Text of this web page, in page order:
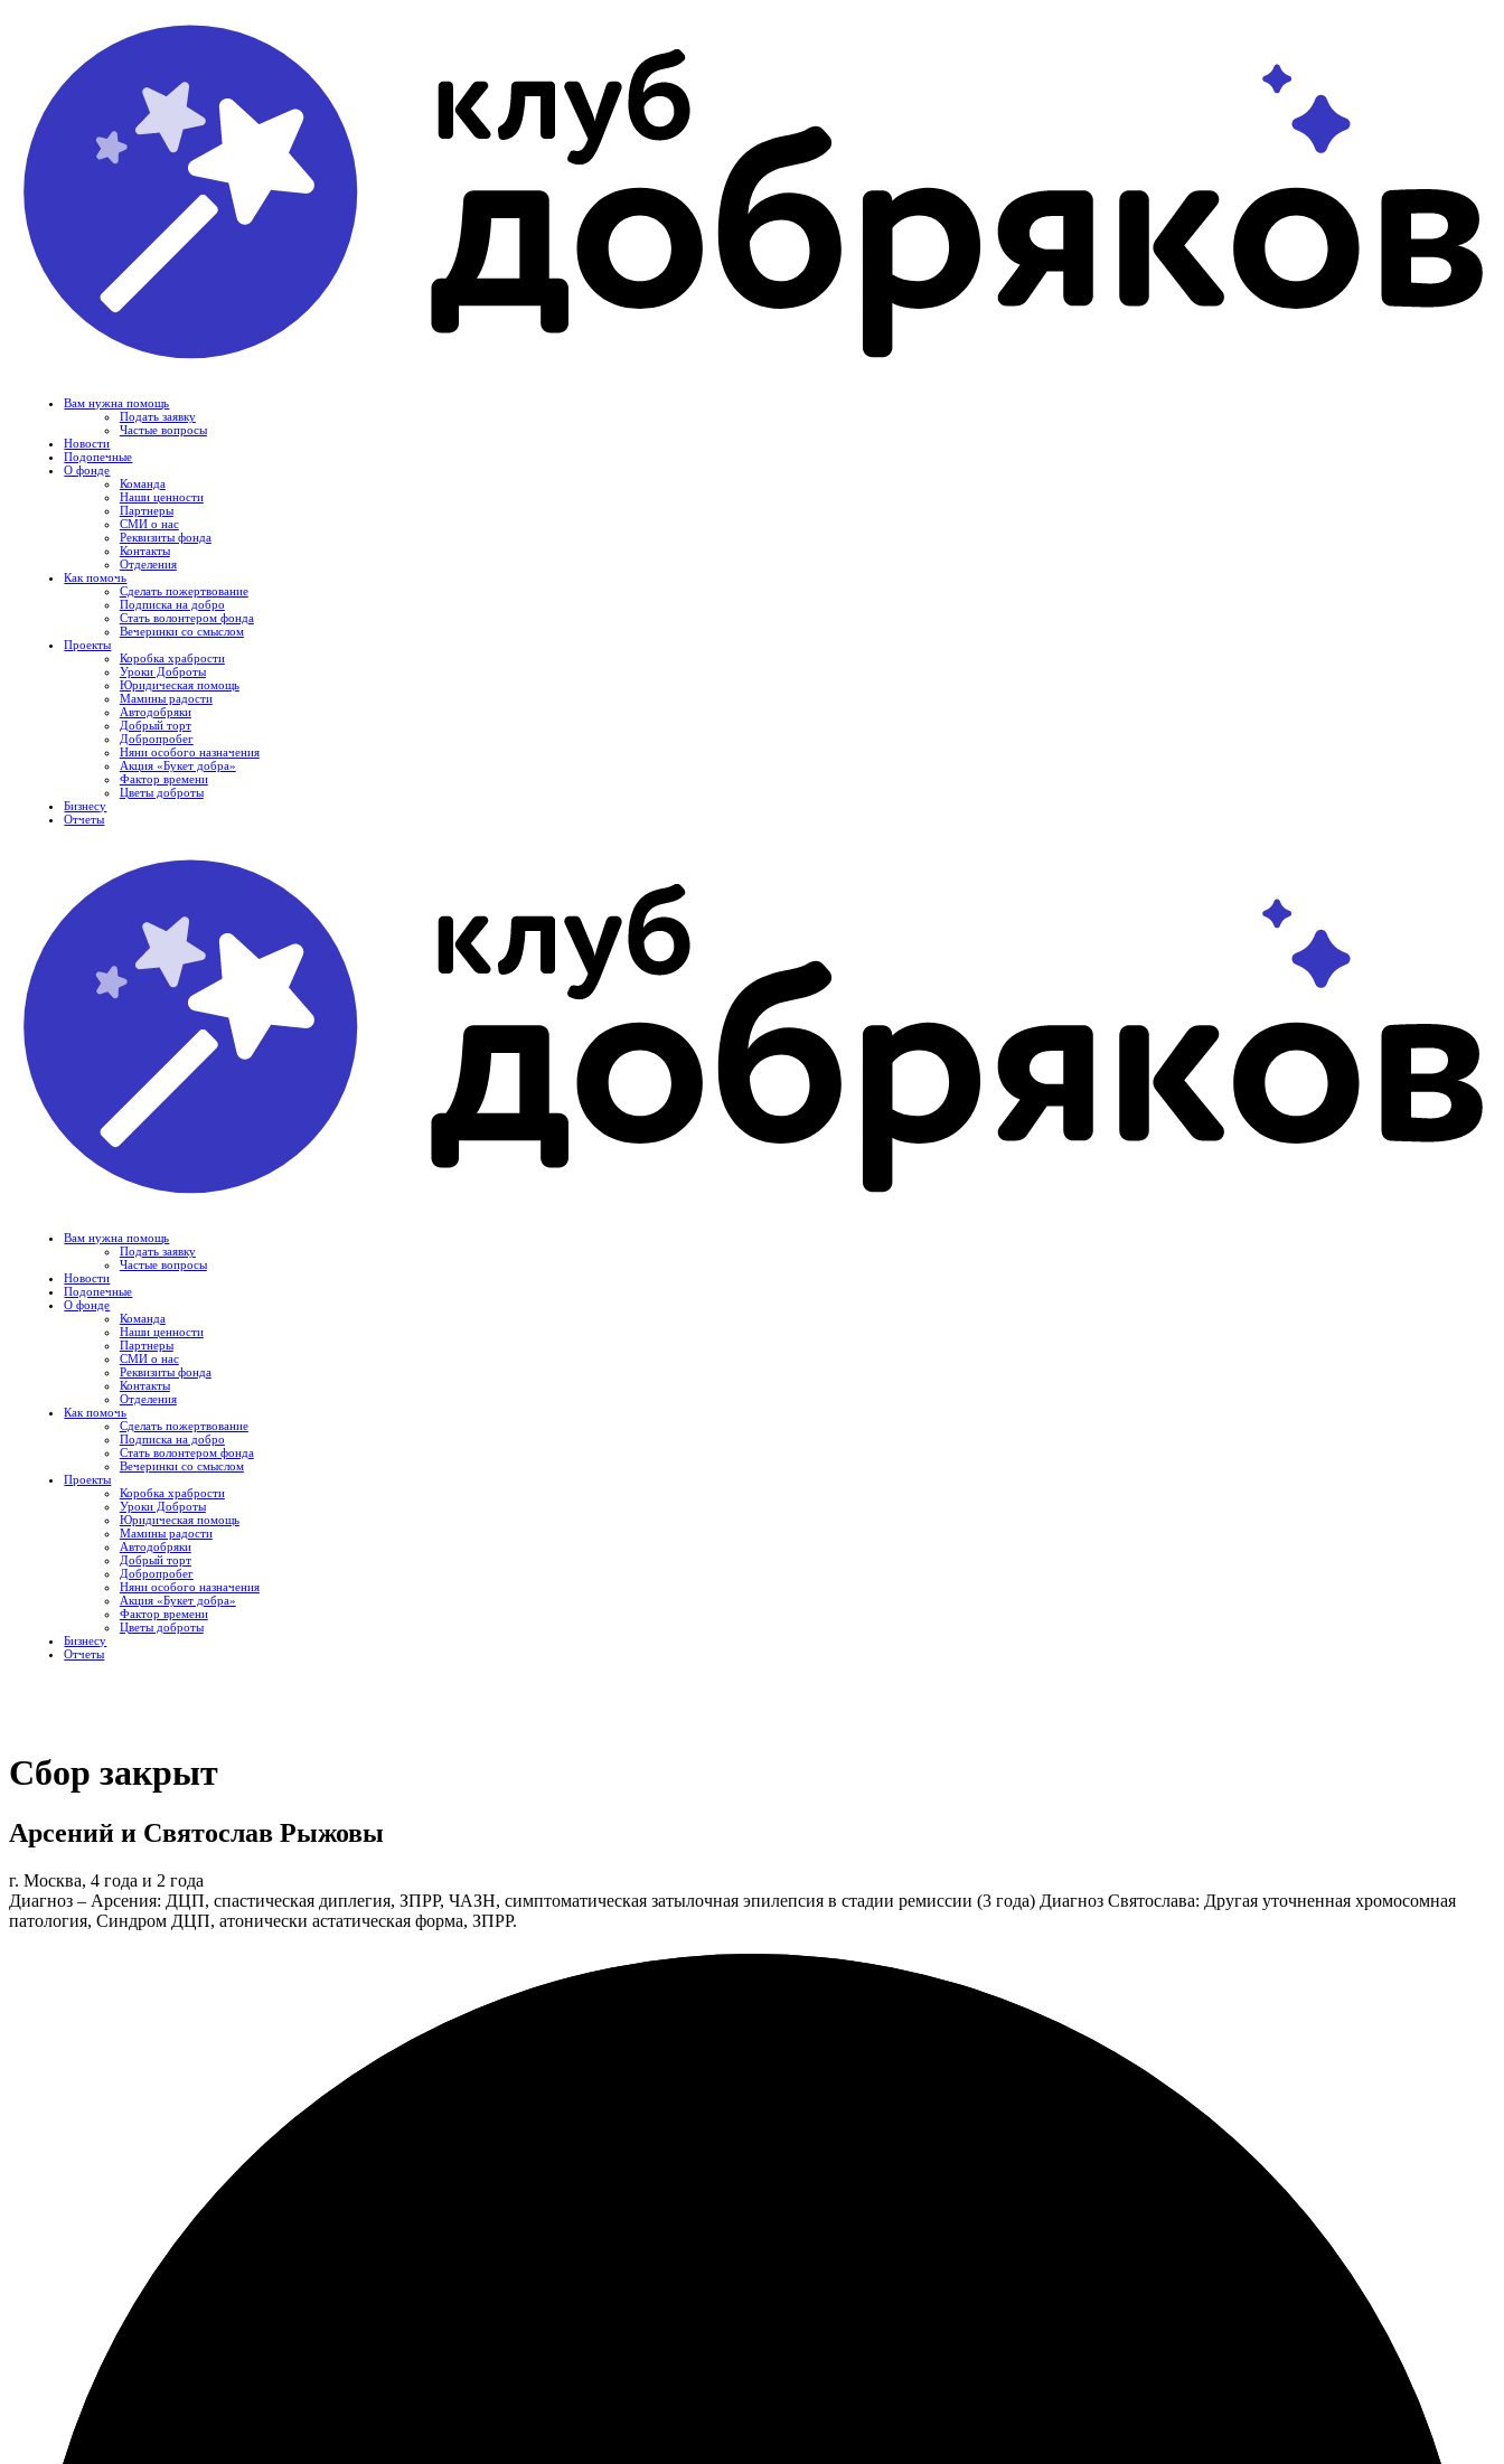
Вам нужна помощь
Подать заявку
Частые вопросы
Новости
Подопечные
О фонде
Команда
Наши ценности
Партнеры
СМИ о нас
Реквизиты фонда
Контакты
Отделения
Как помочь
Сделать пожертвование
Подписка на добро
Стать волонтером фонда
Вечеринки со смыслом
Проекты
Коробка храбрости
Уроки Доброты
Юридическая помощь
Мамины радости
Автодобряки
Добрый торт
Добропробег
Няни особого назначения
Акция «Букет добра»
Фактор времени
Цветы доброты
Бизнесу
Отчеты
Вам нужна помощь
Подать заявку
Частые вопросы
Новости
Подопечные
О фонде
Команда
Наши ценности
Партнеры
СМИ о нас
Реквизиты фонда
Контакты
Отделения
Как помочь
Сделать пожертвование
Подписка на добро
Стать волонтером фонда
Вечеринки со смыслом
Проекты
Коробка храбрости
Уроки Доброты
Юридическая помощь
Мамины радости
Автодобряки
Добрый торт
Добропробег
Няни особого назначения
Акция «Букет добра»
Фактор времени
Цветы доброты
Бизнесу
Отчеты
Сбор закрыт
Арсений и Святослав Рыжовы
г. Москва, 4 года и 2 года
Диагноз – Арсения: ДЦП, спастическая диплегия, ЗПРР, ЧАЗН, симптоматическая затылочная эпилепсия в стадии ремиссии (3 года) Диагноз Святослава: Другая уточненная хромосомная
патология, Синдром ДЦП, атонически астатическая форма, ЗПРР.